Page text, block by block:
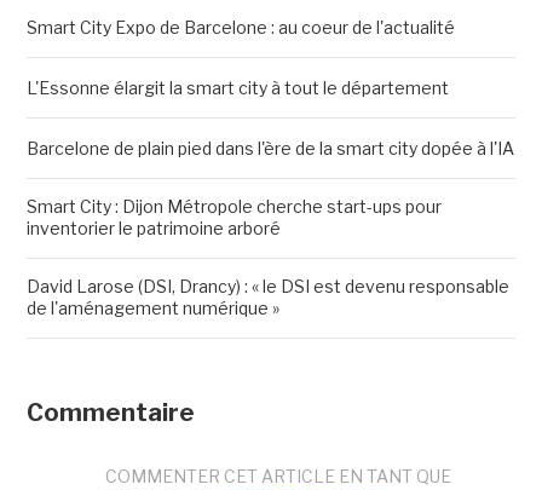
Smart City Expo de Barcelone : au coeur de l'actualité
L'Essonne élargit la smart city à tout le département
Barcelone de plain pied dans l'ère de la smart city dopée à l'IA
Smart City : Dijon Métropole cherche start-ups pour
inventorier le patrimoine arboré
David Larose (DSI, Drancy) : « le DSI est devenu responsable
de l'aménagement numérique »
Commentaire
COMMENTER CET ARTICLE EN TANT QUE